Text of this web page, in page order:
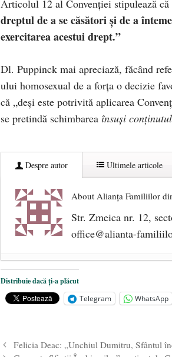
Articolul 12 al Convenției stipulează că
dreptul de a se căsători și de a
exercitarea acestui drept.”
Dl. Puppinck mai apreciază, făcând
ului homosexual de a forța o decizie
că „deși este potrivită aplicarea
se pretindă schimbarea însuși
Despre autor Ultimele articole
About Alianţa Familiilor
Str. Zmeica nr. 12,
office@alianta-
Cioloș, Cîțu și Iohannis încearcă
Un blestem care aspiră la
Parada confuziei sexuale - 20
Distribuie dacă ți-a plăcut
Telegram
WhatsApp
Felicia Deac: „Unchiul Dumitru, Sfântul